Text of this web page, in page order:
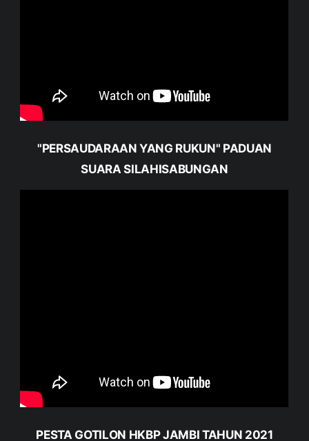
"PERSAUDARAAN YANG RUKUN" PADUAN
SUARA SILAHISABUNGAN
PESTA GOTILON HKBP JAMBI TAHUN 2021